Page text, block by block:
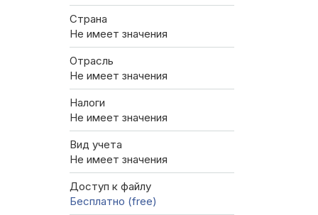
Страна
Не имеет значения
Отрасль
Не имеет значения
Налоги
Не имеет значения
Вид учета
Не имеет значения
Доступ к файлу
Бесплатно (free)